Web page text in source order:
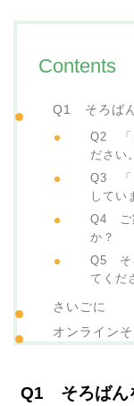
Contents
Q1 そろばん
Q2 「
ださい。
Q3 「
してい
Q4 ご
か？
Q5 そ
てくだ
さいごに
オンライン
Q1 そろばん